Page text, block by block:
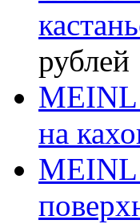
рублей
MEINL
на
MEINL